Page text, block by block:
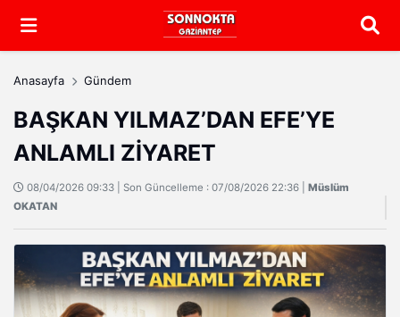
Arama
Anasayfa Gündem
BAŞKAN YILMAZ’DAN EFE’YE
ANLAMLI ZİYARET
08/04/2026 09:33 | Son Güncelleme : 07/08/2026 22:36 | Müslüm
OKATAN